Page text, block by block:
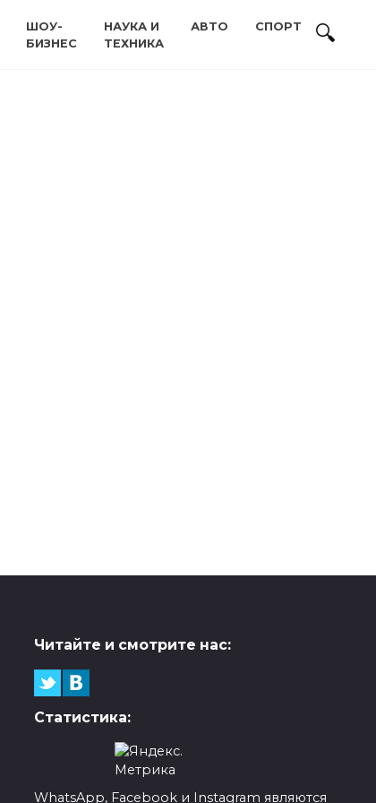
ШОУ-
БИЗНЕС
НАУКА И
ТЕХНИКА
АВТО СПОРТ
Читайте и смотрите нас:
Статистика:
WhatsApp, Facebook и Instagram являются